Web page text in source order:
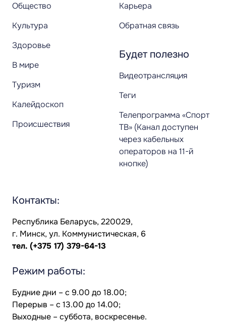
Общество
Культура
Здоровье
В мире
Туризм
Калейдоскоп
Происшествия
Карьера
Обратная связь
Будет полезно
Видеотрансляция
Теги
Телепрограмма «Спорт
ТВ» (Канал доступен
через кабельных
операторов на 11-й
кнопке)
Контакты:
Республика Беларусь, 220029,
г. Минск, ул. Коммунистическая, 6
тел. (+375 17) 379-64-13
Режим работы:
Будние дни – с 9.00 до 18.00;
Перерыв – с 13.00 до 14.00;
Выходные – суббота, воскресенье.